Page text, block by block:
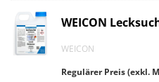
WEICON
WEICON
Regulärer Preis (exkl.